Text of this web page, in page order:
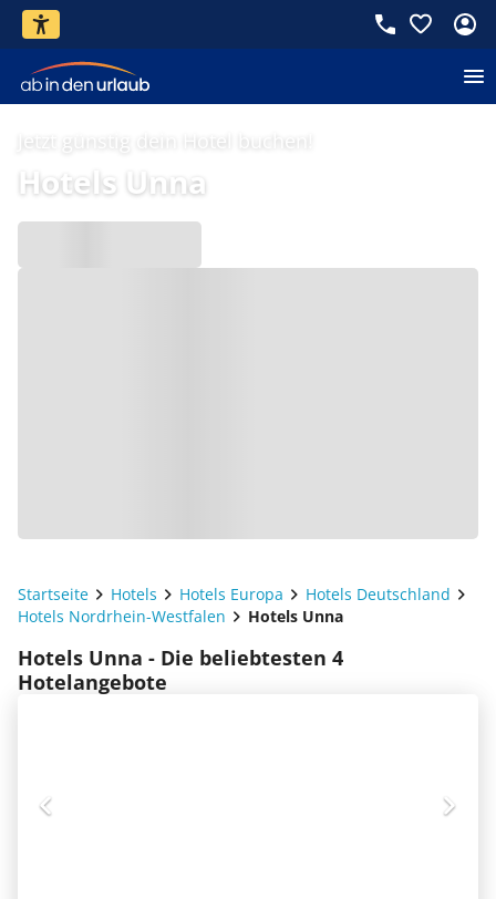
Jetzt günstig dein Hotel buchen!
Hotels Unna
Startseite Hotels Hotels Europa
Hotels Deutschland
Hotels Nordrhein-Westfalen
Hotels Unna
Hotels Unna - Die beliebtesten 4
Hotelangebote